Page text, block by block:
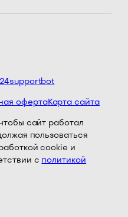
офертаКарта сайта
сайт работал
пользоваться
cookie и
с политикой